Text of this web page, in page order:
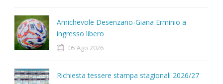
Amichevole Desenzano-Giana Erminio a
ingresso libero
05 Ago 2026
Richiesta tessere stampa stagionali 2026/27